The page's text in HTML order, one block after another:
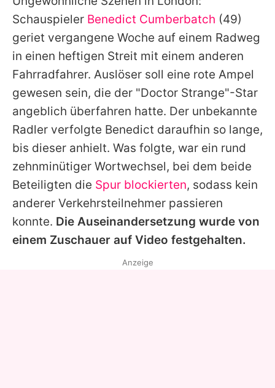
Alle Themen auf Promiflash
Jobs
App runterladen
Team
Redaktionelle Richtlinien
Impressum
Datenschutzerklärung
Nutzungsbedingungen
Utiq verwalten
Schauspieler Benedict Cumberbatch (49)
geriet vergangene Woche auf einem Radweg
in einen heftigen Streit mit einem anderen
Fahrradfahrer. Auslöser soll eine rote Ampel
gewesen sein, die der "Doctor Strange"-Star
angeblich überfahren hatte. Der unbekannte
Radler verfolgte Benedict daraufhin so lange,
bis dieser anhielt. Was folgte, war ein rund
zehnminütiger Wortwechsel, bei dem beide
Beteiligten die Spur blockierten, sodass kein
anderer Verkehrsteilnehmer passieren
konnte. Die Auseinandersetzung wurde von
einem Zuschauer auf Video festgehalten.
Anzeige